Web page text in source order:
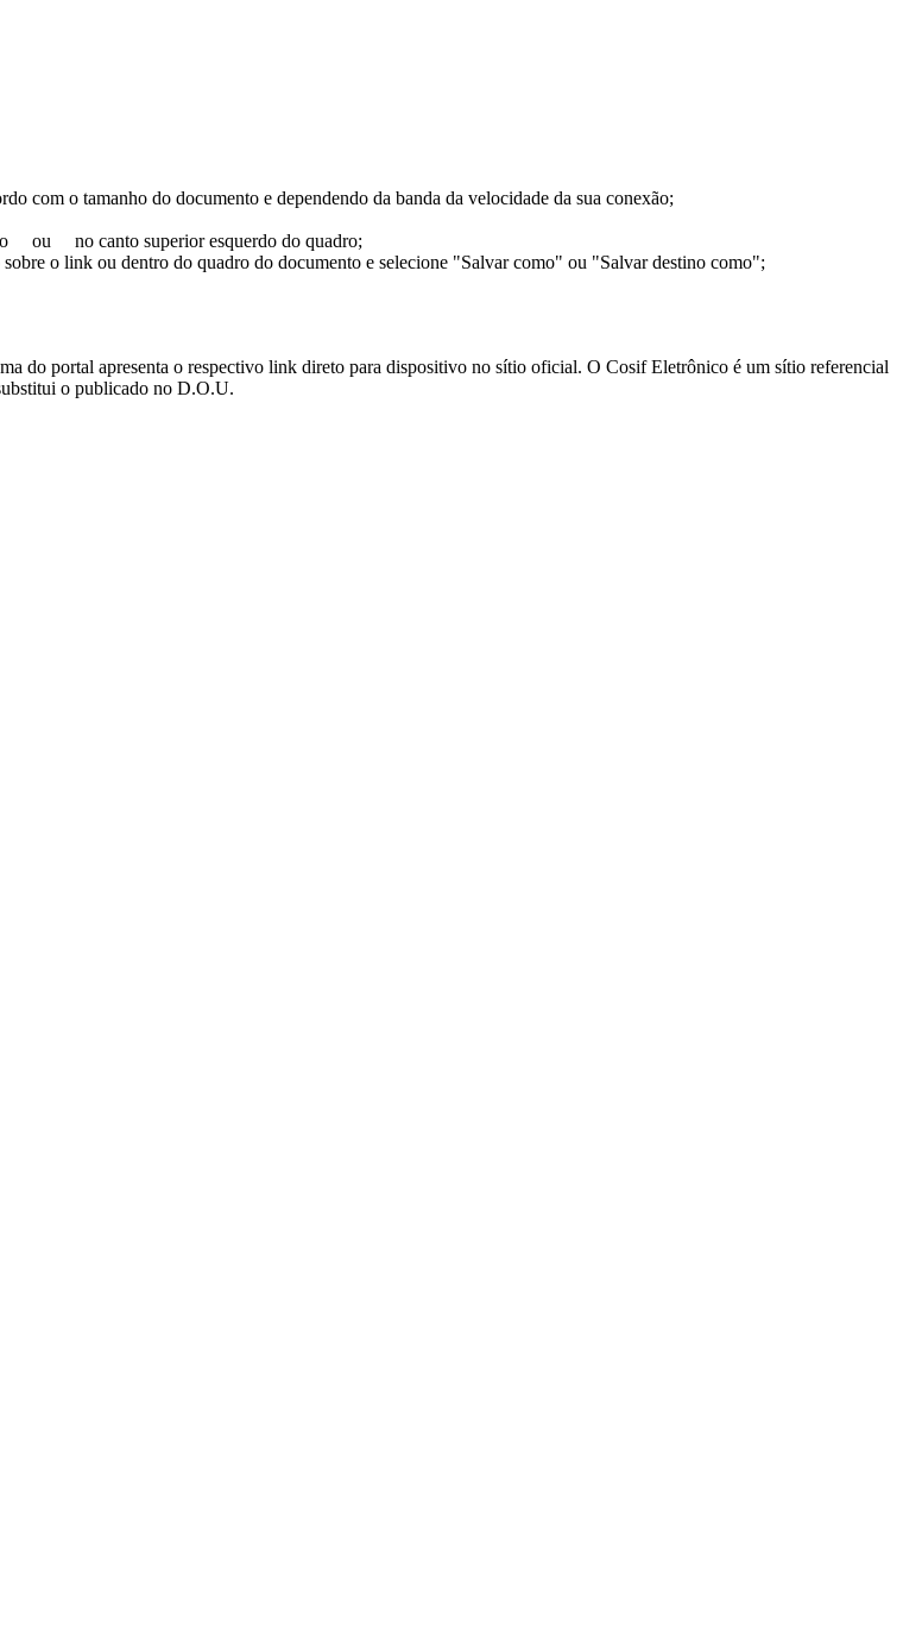
com o tamanho do documento e dependendo da banda da velocidade da sua conexão;
ou
no canto superior esquerdo do quadro;
o link ou dentro do quadro do documento e selecione "Salvar como" ou "Salvar destino como";
do portal apresenta o respectivo link direto para dispositivo no sítio oficial. O Cosif Eletrônico é um sítio referencial
o publicado no D.O.U.